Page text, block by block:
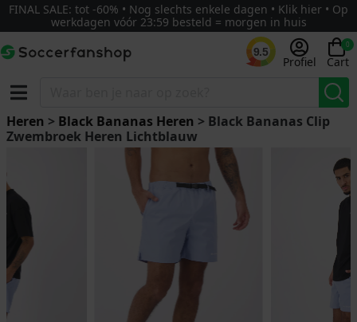
FINAL SALE: tot -60% • Nog slechts enkele dagen • Klik hier • Op
werkdagen vóór 23:59 besteld = morgen in huis
9.5
Profiel
0
Cart
Heren > Black Bananas Heren > Black Bananas Clip
Zwembroek Heren Lichtblauw